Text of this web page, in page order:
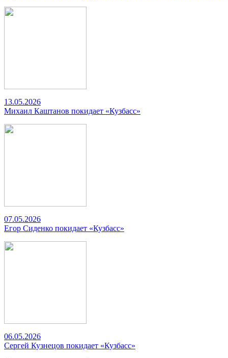
13.05.2026
Михаил Каштанов покидает «Кузбасс»
07.05.2026
Егор Сиденко покидает «Кузбасс»
06.05.2026
Сергей Кузнецов покидает «Кузбасс»